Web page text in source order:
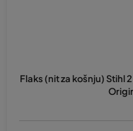
Flaks (nit za košnju) Stihl